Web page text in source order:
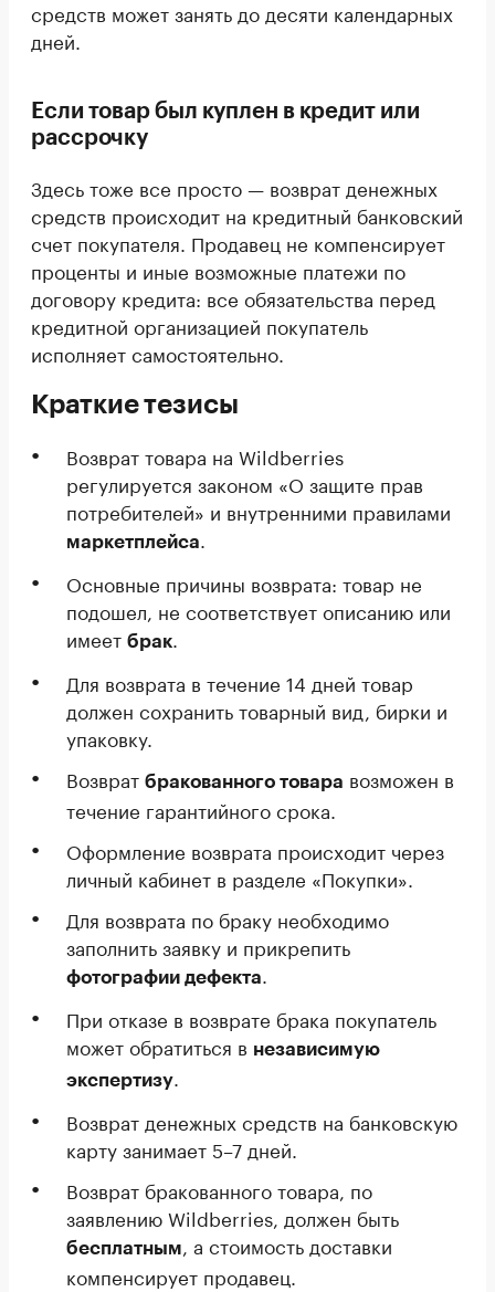
средств может занять до десяти календарных
дней.
Если товар был куплен в кредит или
рассрочку
Здесь тоже все просто — возврат денежных
средств происходит на кредитный банковский
счет покупателя. Продавец не компенсирует
проценты и иные возможные платежи по
договору кредита: все обязательства перед
кредитной организацией покупатель
исполняет самостоятельно.
Краткие тезисы
Возврат товара на Wildberries
регулируется законом «О защите прав
потребителей» и внутренними правилами
маркетплейса.
Основные причины возврата: товар не
подошел, не соответствует описанию или
имеет брак.
Для возврата в течение 14 дней товар
должен сохранить товарный вид, бирки и
упаковку.
Возврат бракованного товара возможен в
течение гарантийного срока.
Оформление возврата происходит через
личный кабинет в разделе «Покупки».
Для возврата по браку необходимо
заполнить заявку и прикрепить
фотографии дефекта.
При отказе в возврате брака покупатель
может обратиться в независимую
экспертизу.
Возврат денежных средств на банковскую
карту занимает 5–7 дней.
Возврат бракованного товара, по
заявлению Wildberries, должен быть
бесплатным, а стоимость доставки
компенсирует продавец.